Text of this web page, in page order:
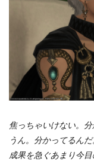
焦っちゃいけない。分
うん。分かってるんだ
成果を急ぐあまり今目